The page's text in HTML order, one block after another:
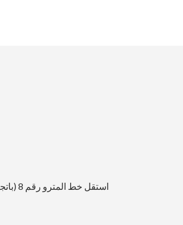
استقل خط المترو رقم 8 (باتجاه محطة وانشنغوي) وانزل في محطة شينغانغدونغ (المخرج أ).